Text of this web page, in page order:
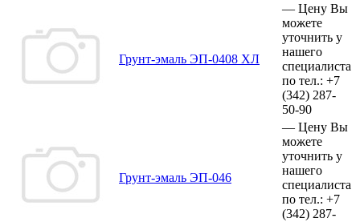
Грунт-эмаль ЭП-0408 ХЛ
— Цену Вы
можете
уточнить у
нашего
специалиста
по тел.: +7
(342) 287-
50-90
Грунт-эмаль ЭП-046
— Цену Вы
можете
уточнить у
нашего
специалиста
по тел.: +7
(342) 287-